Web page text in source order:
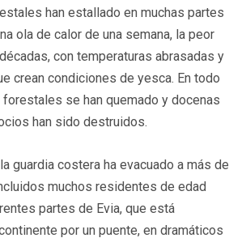
han estallado en muchas partes
ola de calor de una semana, la peor
con temperaturas abrasadas y
crean condiciones de yesca. En todo
se han quemado y docenas
han sido destruidos.
guardia costera ha evacuado a más de
muchos residentes de edad
partes de Evia, que está
por un puente, en dramáticos